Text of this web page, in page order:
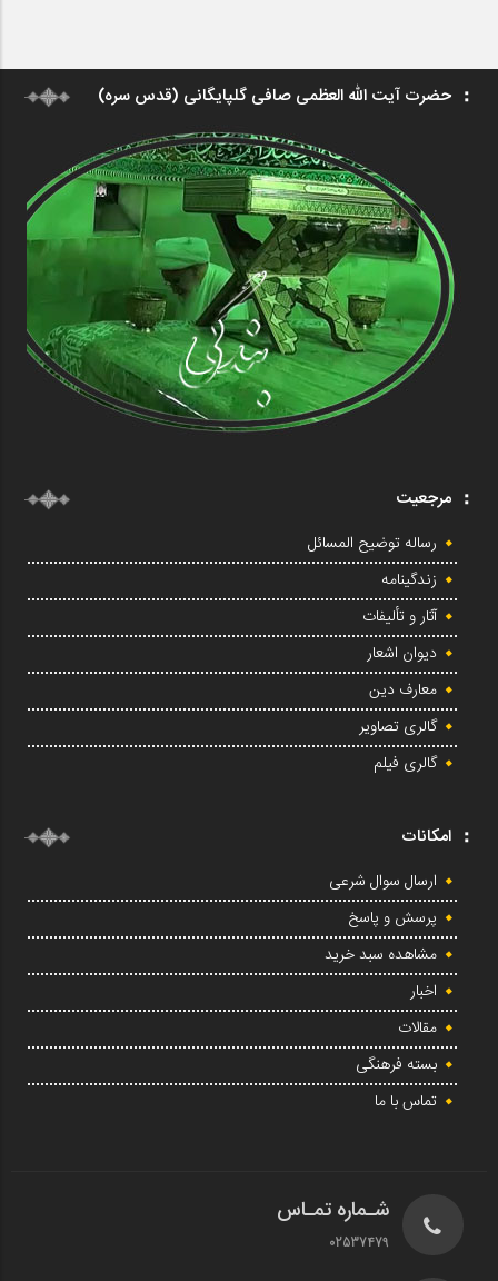
حضرت آیت الله العظمی صافی گلپایگانی (قدس سره)
مرجعیت
رساله توضیح المسائل
زندگینامه
آثار و تألیفات
دیوان اشعار
معارف دین
گالری تصاویر
گالری فیلم
امکانات
ارسال سوال شرعی
پرسش و پاسخ
مشاهده سبد خرید
اخبار
مقالات
بسته فرهنگی
تماس با ما
شـماره تمـاس
02537479